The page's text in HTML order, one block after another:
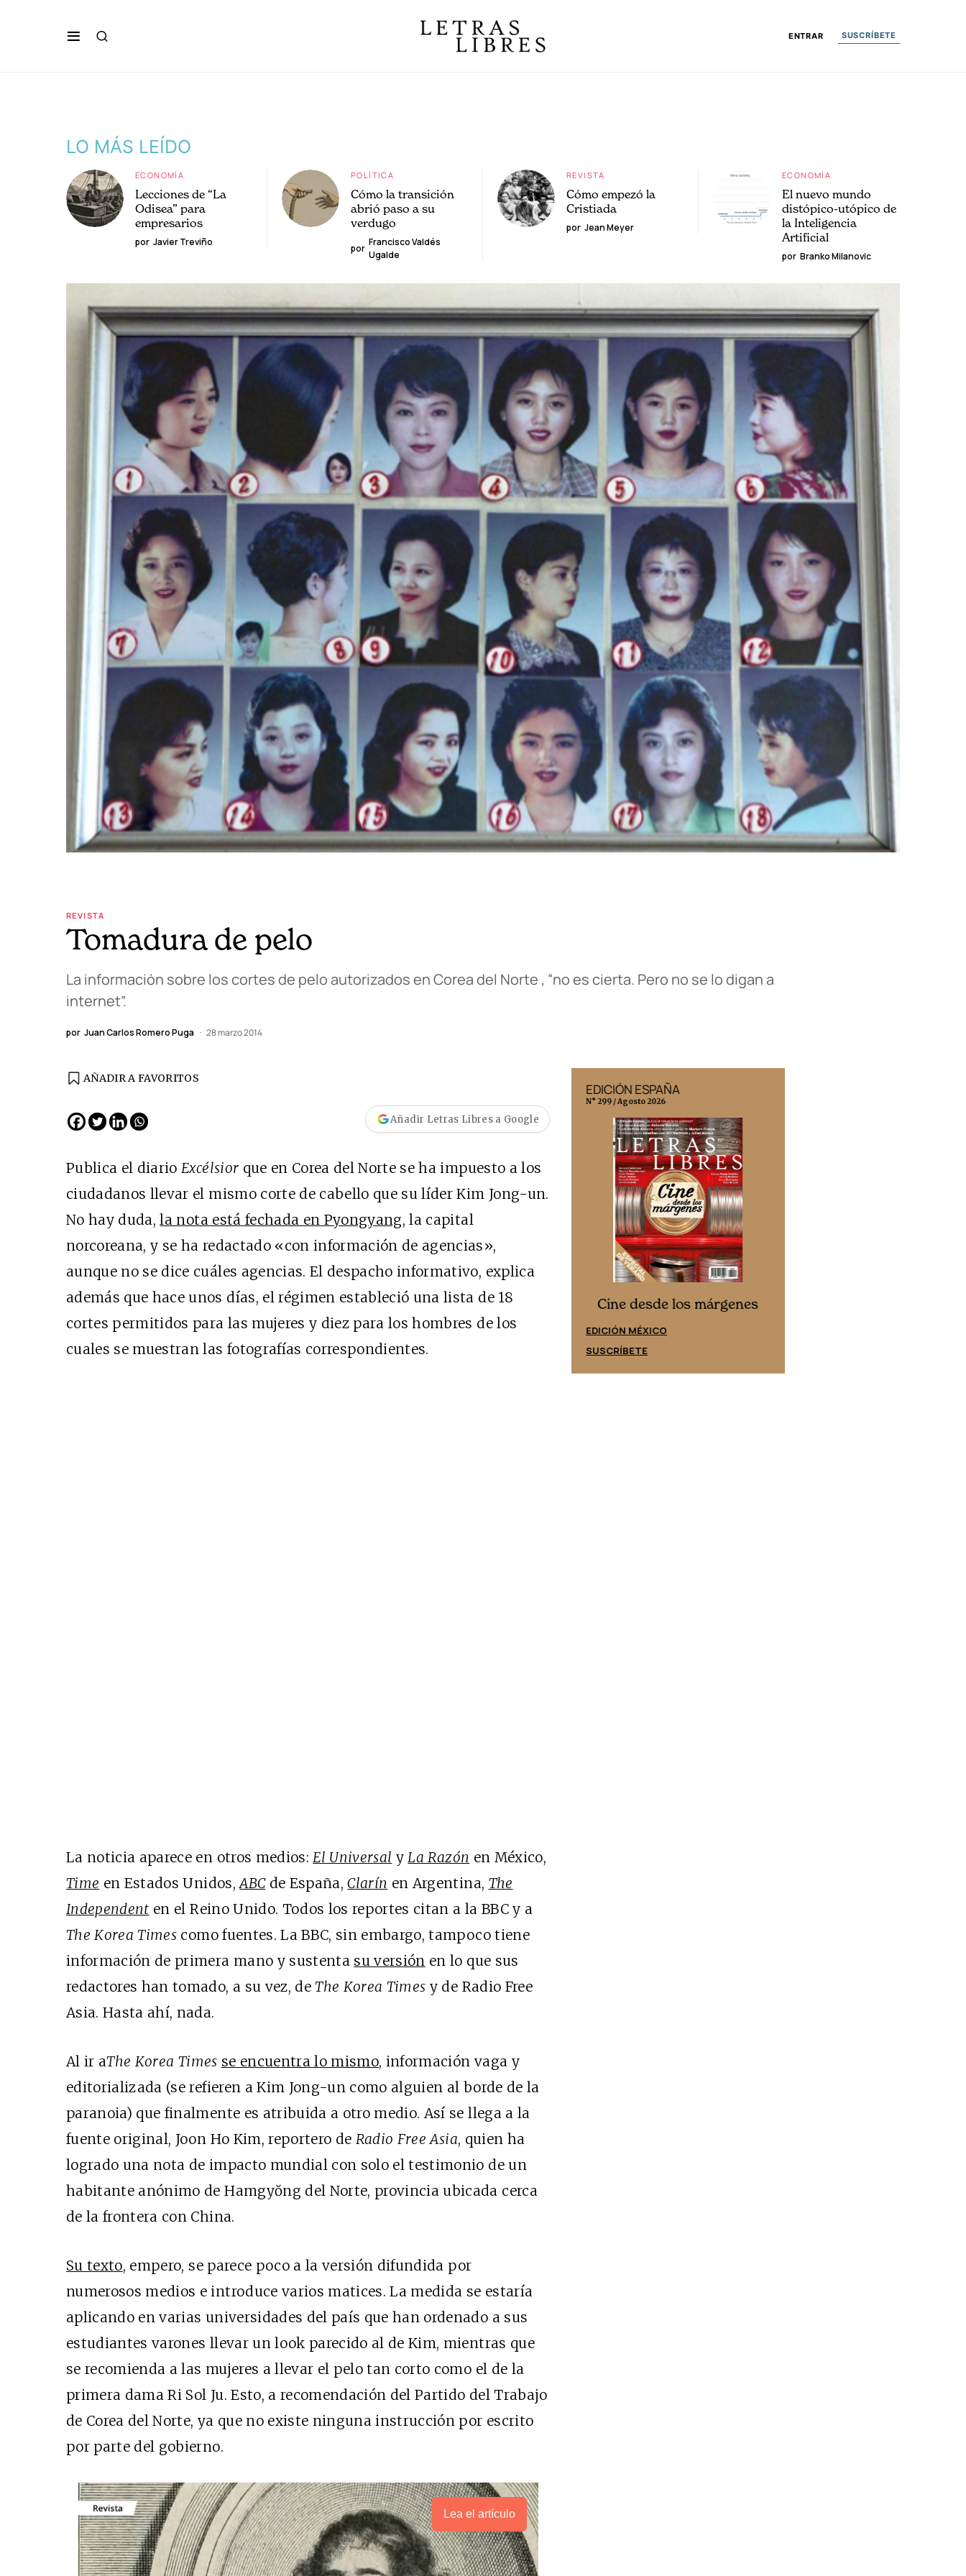
ENTRAR SUSCRÍBETE
LO MÁS LEÍDO
ECONOMÍA
Lecciones de “La
Odisea” para
empresarios
por Javier Treviño
POLÍTICA
Cómo la transición
abrió paso a su
verdugo
por
Francisco Valdés
Ugalde
REVISTA
Cómo empezó la
Cristiada
por Jean Meyer
ECONOMÍA
El nuevo mundo
distópico-utópico de
la Inteligencia
Artificial
por Branko Milanovic
REVISTA
Tomadura de pelo
La información sobre los cortes de pelo autorizados en Corea del Norte , “no es cierta. Pero no se lo digan a
internet”.
por Juan Carlos Romero Puga 28 marzo 2014
AÑADIR A FAVORITOS
Añadir Letras Libres a Google
Publica el diarioExcélsior que en Corea del Norte se ha impuesto a los
ciudadanos llevar el mismo corte de cabello que su líder Kim Jong-un.
No hay duda,la nota está fechada en Pyongyang, la capital
norcoreana, y se ha redactado «con información de agencias»,
aunque no se dice cuáles agencias. El despacho informativo, explica
además que hace unos días, el régimen estableció una lista de 18
cortes permitidos para las mujeres y diez para los hombres de los
cuales se muestran las fotografías correspondientes.
La noticia aparece en otros medios:El Universal yLa Razón en México,
Time en Estados Unidos,ABCde España,Clarín en Argentina, The
Independent en el Reino Unido. Todos los reportes citan a la BBC y a
The Korea Times como fuentes. La BBC, sin embargo, tampoco tiene
información de primera mano y sustenta su versión en lo que sus
redactores han tomado, a su vez, deThe Korea Times y de Radio Free
Asia. Hasta ahí, nada.
Al ir aThe Korea Times se encuentra lo mismo, información vaga y
editorializada (se refieren a Kim Jong-un como alguien al borde de la
paranoia) que finalmente es atribuida a otro medio. Así se llega a la
fuente original, Joon Ho Kim, reportero de Radio Free Asia, quien ha
logrado una nota de impacto mundial con solo el testimonio de un
habitante anónimo de Hamgyŏng del Norte, provincia ubicada cerca
de la frontera con China.
Su texto, empero, se parece poco a la versión difundida por
numerosos medios e introduce varios matices. La medida se estaría
aplicando en varias universidades del país que han ordenado a sus
estudiantes varones llevar un look parecido al de Kim, mientras que
se recomienda a las mujeres a llevar el pelo tan corto como el de la
primera dama Ri Sol Ju. Esto, a recomendación del Partido del Trabajo
de Corea del Norte, ya que no existe ninguna instrucción por escrito
por parte del gobierno.
Lea el artículo
Cine desde los márgenes
EDICIÓN MÉXICO
SUSCRÍBETE
Cine desde los márgenes
EDICIÓN ESPAÑA
SUSCRÍBETE
EDICIÓN ESPAÑA
N° 299 / Agosto 2026
Cine desde los márgenes
EDICIÓN MÉXICO
SUSCRÍBETE